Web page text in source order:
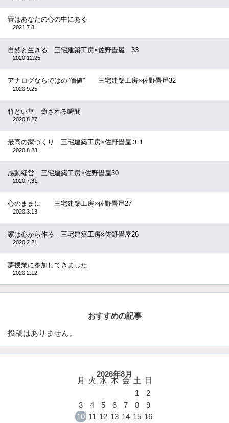
畳はあなたの心の中にある
2021.7.8
自然と生きる 三宅建築工房×佐野畳屋 33
2020.12.25
アナログならではの”価値” 三宅建築工房×佐野畳屋32
2020.9.25
竹とい草 癒される瞬間
2020.8.27
最高の家づくり 三宅建築工房×佐野畳屋３１
2020.8.23
感動経営 三宅建築工房×佐野畳屋30
2020.7.31
心のままに 三宅建築工房×佐野畳屋27
2020.3.13
家は心から作る 三宅建築工房×佐野畳屋26
2020.2.21
夢授業に参加してきました
2020.2.12
おすすめの記事
投稿はありません。
2026年8月
月 火 水 木 金 土
日
1
2
3
4 5 6 7 8
9
10 11 12 13 14 15 16